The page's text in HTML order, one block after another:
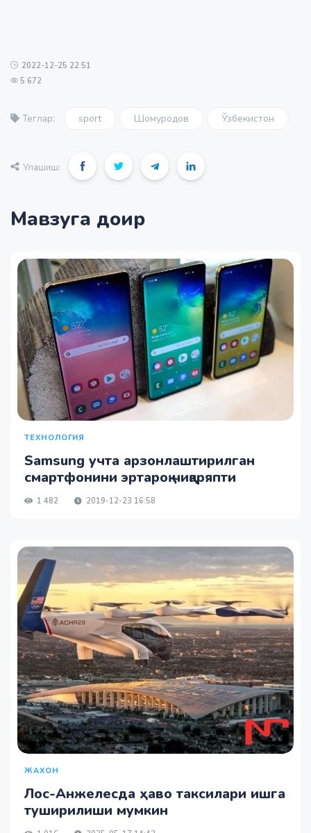
2022-12-25 22:51
5 672
Теглар: sport Шомуродов Ўзбекистон
Улашиш:
Мавзуга доир
ТЕХНОЛОГИЯ
Samsung учта арзонлаштирилган
смартфонини эртароқ чиқаряпти
1 482 2019-12-23 16:58
ЖАХОН
Лос-Анжелесда ҳаво таксилари ишга
туширилиши мумкин